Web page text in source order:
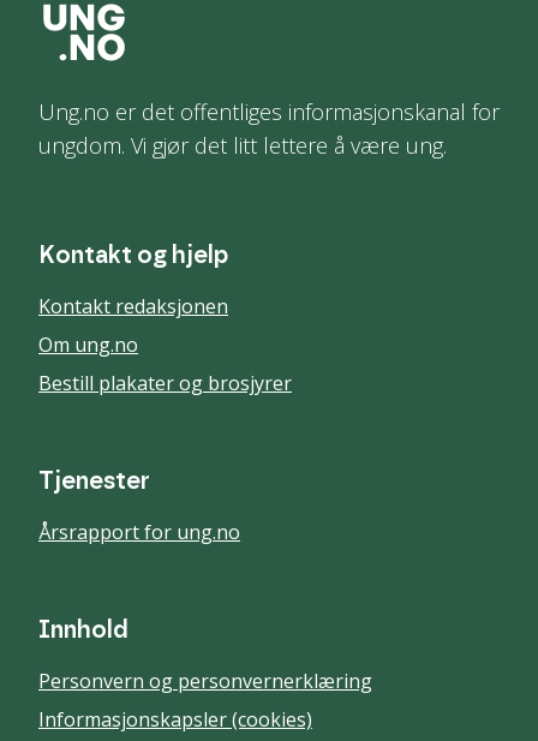
Ung.no er det offentliges informasjonskanal for
ungdom. Vi gjør det litt lettere å være ung.
Kontakt og hjelp
Kontakt redaksjonen
Om ung.no
Bestill plakater og brosjyrer
Tjenester
Årsrapport for ung.no
Innhold
Personvern og personvernerklæring
Informasjonskapsler (cookies)